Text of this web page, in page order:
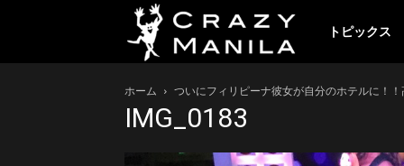
レ
イ
トピックス
ホーム ついにフィリピーナ彼女が自分のホテルに！
IMG_0183